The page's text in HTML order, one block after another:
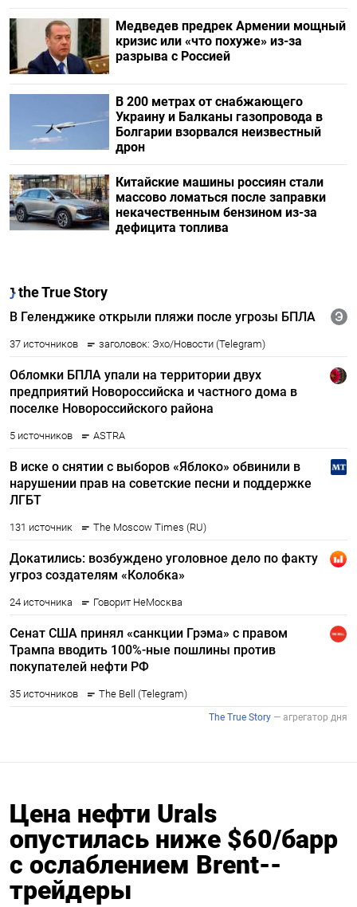
Медведев предрек Армении мощный
кризис или «что похуже» из-за
разрыва с Россией
В 200 метрах от снабжающего
Украину и Балканы газопровода в
Болгарии взорвался неизвестный
дрон
Китайские машины россиян стали
массово ломаться после заправки
некачественным бензином из-за
дефицита топлива
Цена нефти Urals
опустилась ниже $60/барр
с ослаблением Brent--
трейдеры